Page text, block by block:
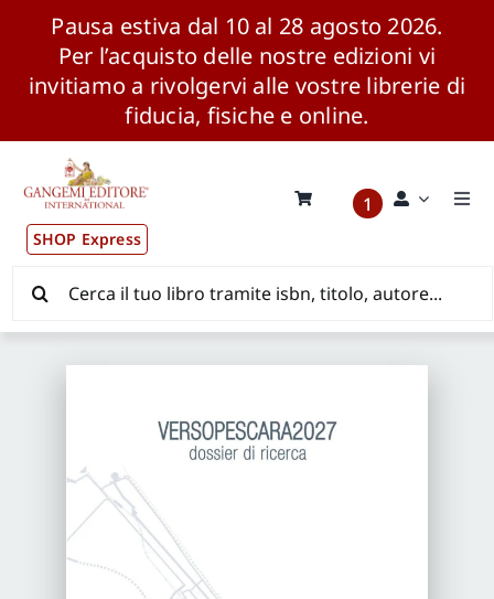
Pausa estiva dal 10 al 28 agosto 2026.
Per l’acquisto delle nostre edizioni vi
invitiamo a rivolgervi alle vostre librerie di
fiducia, fisiche e online.
contenuto
SHOP Express
1
Pubblicazioni
News ed Eventi
CONSIP / MEPA / ANVUR / CINECA
Newsletter
per: